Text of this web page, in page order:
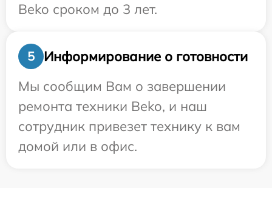
Beko сроком до 3 лет.
5
Информирование о готовности
Мы сообщим Вам о завершении
ремонта техники Beko, и наш
сотрудник привезет технику к вам
домой или в офис.